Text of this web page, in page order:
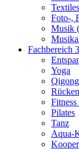
Foto-,
Musik
Fachbereich 3
Yoga
Pilates
Tanz
Aqua-